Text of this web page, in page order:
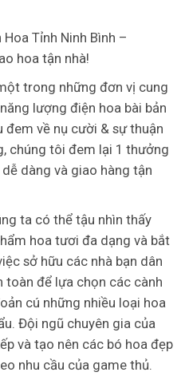
Tỉnh Ninh Bình –
hoa tận nhà!
trong những đơn vị cung
lượng điện hoa bài bản
đem về nụ cười & sự thuận
chúng tôi đem lại 1 thưởng
dàng và giao hàng tận
ta có thể tậu nhìn thấy
hoa tươi đa dạng và bắt
sở hữu các nhà bạn dân
toàn để lựa chọn các cành
cú những nhiều loại hoa
Đội ngũ chuyên gia của
và tạo nên các bó hoa đẹp
nhu cầu của game thủ.